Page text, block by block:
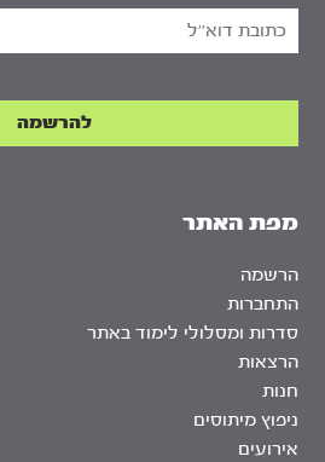
מפת האתר
הרשמה
התחברות
סדרות ומסלולי לימוד באתר
הרצאות
חנות
ניפוץ מיתוסים
אירועים